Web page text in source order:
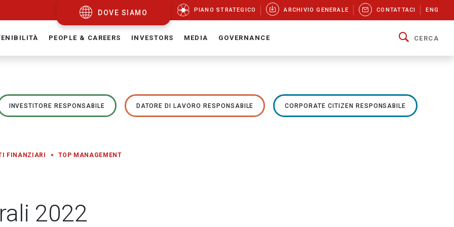
DOVE SIAMO PIANO STRATEGICO ARCHIVIO GENERALE CONTATTACI ENG
PEOPLE & CAREERS INVESTORS MEDIA GOVERNANCE CERCA
INVESTITORE RESPONSABILE DATORE DI LAVORO RESPONSABILE CORPORATE CITIZEN RESPONSABILE
FINANZIARI TOP MANAGEMENT
2022